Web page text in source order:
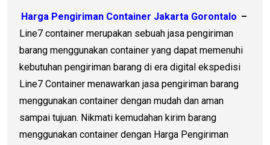
Harga Pengiriman Container Jakarta Gorontalo –
Line7 container merupakan sebuah jasa pengiriman
barang menggunakan container yang dapat memenuhi
kebutuhan pengiriman barang di era digital ekspedisi
Line7 Container menawarkan jasa pengiriman barang
menggunakan container dengan mudah dan aman
sampai tujuan. Nikmati kemudahan kirim barang
menggunakan container dengan Harga Pengiriman